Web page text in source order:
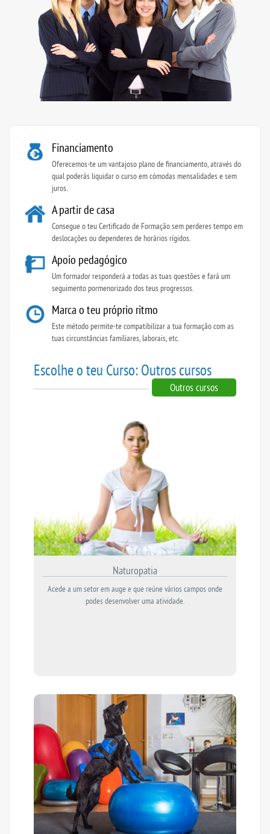
Financiamento
Oferecemos-te um vantajoso plano de financiamento, através do
qual poderás liquidar o curso em cómodas mensalidades e sem
juros.
A partir de casa
Consegue o teu Certificado de Formação sem perderes tempo em
deslocações ou dependeres de horários rígidos.
Apoio pedagógico
Um formador responderá a todas as tuas questões e fará um
seguimento pormenorizado dos teus progressos.
Marca o teu próprio ritmo
Este método permite-te compatibilizar a tua formação com as
tuas circunstâncias familiares, laborais, etc.
Escolhe o teu Curso: Outros cursos
Outros cursos
Naturopatia
Acede a um setor em auge e que reúne vários campos onde
podes desenvolver uma atividade.